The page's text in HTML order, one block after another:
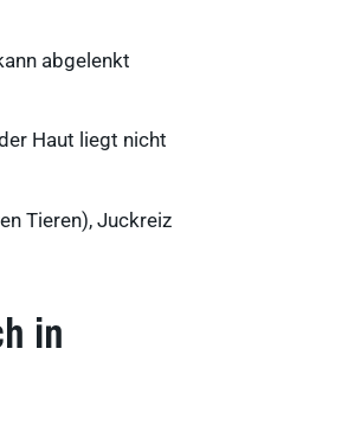
Ergebnisse anzeigen
Ergebnisse anzeigen
abgelenkt
Haut liegt nicht
Tieren), Juckreiz
in